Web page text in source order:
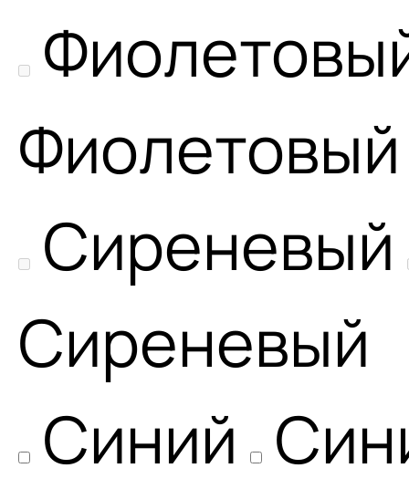
Фиолетовый
Сиреневый
Сиреневый
Синий